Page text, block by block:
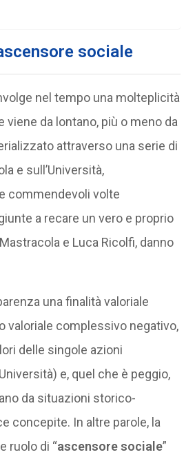
sociale
nel tempo una molteplicità
da lontano, più o meno da
attraverso una serie di
e sull’Università,
commendevoli volte
a recare un vero e proprio
e Luca Ricolfi, danno
una finalità valoriale
valoriale complessivo negativo,
delle singole azioni
e, quel che è peggio,
da situazioni storico-
concepite. In altre parole, la
ruolo di “ascensore sociale”